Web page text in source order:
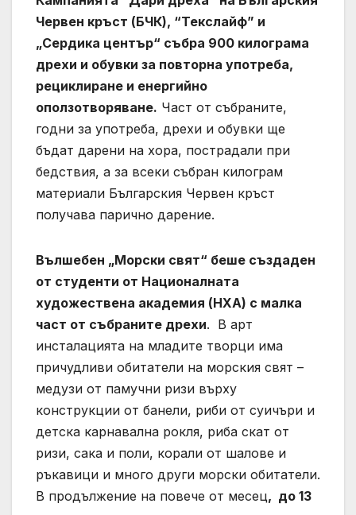
Червен кръст (БЧК), “Текслайф” и
„Сердика център“ събра 900 килограма
дрехи и обувки за повторна употреба,
рециклиране и енергийно
оползотворяване. Част от събраните,
годни за употреба, дрехи и обувки ще
бъдат дарени на хора, пострадали при
бедствия, а за всеки събран килограм
материали Българския Червен кръст
получава парично дарение.
Вълшебен „Морски свят“ беше създаден
от студенти от Националната
художествена академия (НХА) с малка
част от събраните дрехи. В арт
инсталацията на младите творци има
причудливи обитатели на морския свят –
медузи от памучни ризи върху
конструкции от банели, риби от суичъри и
детска карнавална рокля, риба скат от
ризи, сака и поли, корали от шалове и
ръкавици и много други морски обитатели.
В продължение на повече от месец, до 13